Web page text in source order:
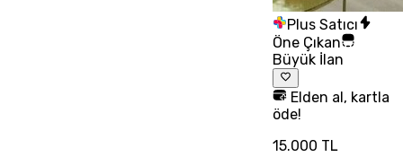
Plus Satıcı
Öne Çıkan
Büyük İlan
Elden al, kartla
öde!
15.000 TL